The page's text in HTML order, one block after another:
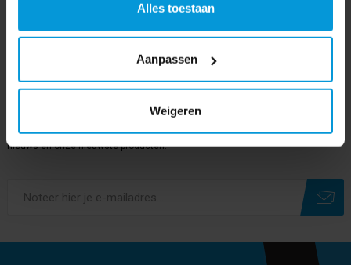
Alles toestaan
Aanpassen
Weigeren
Onze nieuwsbrief
Meld je aan voor onze nieuwsbrief en blijf op de hoogte van het laatste
nieuws en onze nieuwste producten.